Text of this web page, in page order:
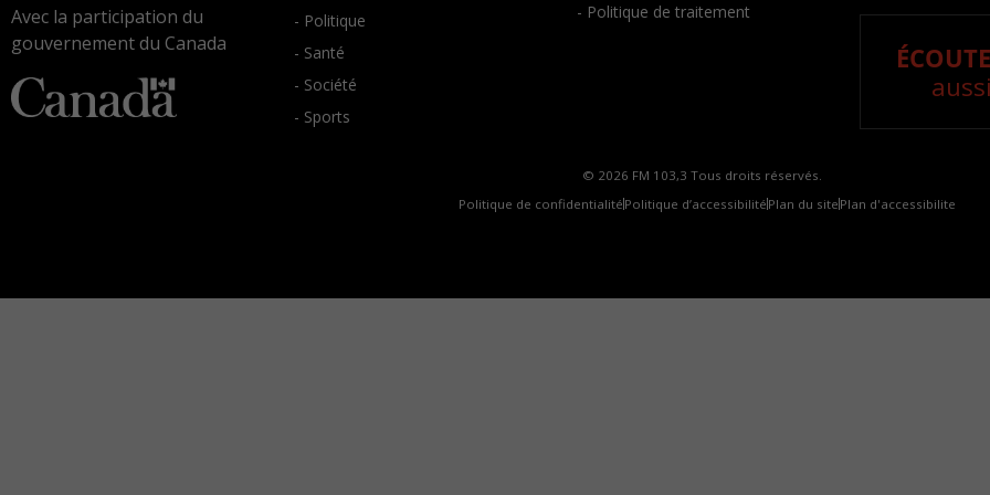
Avec la participation du
gouvernement du Canada
- Politique
- Santé
- Société
- Sports
- Politique de traitement
© 2026 FM 103,3 Tous droits réservés.
Politique de confidentialité Politique d’accessibilité Plan du site Plan d'accessibilite